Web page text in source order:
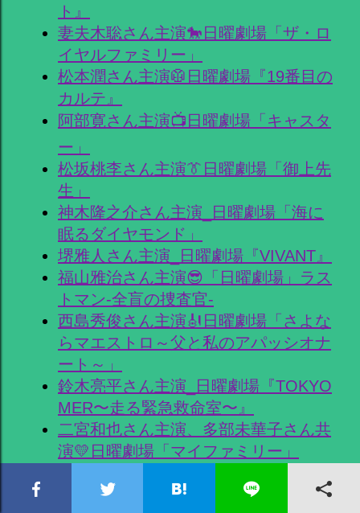
ト』
妻夫木聡さん主演🐎日曜劇場「ザ・ロ
イヤルファミリー」
松本潤さん主演🥼日曜劇場『19番目の
カルテ』
阿部寛さん主演📺日曜劇場「キャスタ
ー」
松坂桃李さん主演👔日曜劇場「御上先
生」
神木隆之介さん主演_日曜劇場「海に
眠るダイヤモンド」
堺雅人さん主演_日曜劇場『VIVANT』
福山雅治さん主演😎「日曜劇場」ラス
トマン-全盲の捜査官-
西島秀俊さん主演🎻日曜劇場「さよな
らマエストロ～父と私のアパッシオナ
ート～」
鈴木亮平さん主演_日曜劇場『TOKYO
MER〜走る緊急救命室〜』
二宮和也さん主演、多部未華子さん共
演💛日曜劇場「マイファミリー」
妻夫木聡さん主演🏥日曜劇場「Ｇｅ